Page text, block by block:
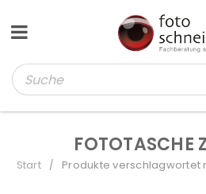
FOTOTASCHE
Start / Produkte verschlagwortet